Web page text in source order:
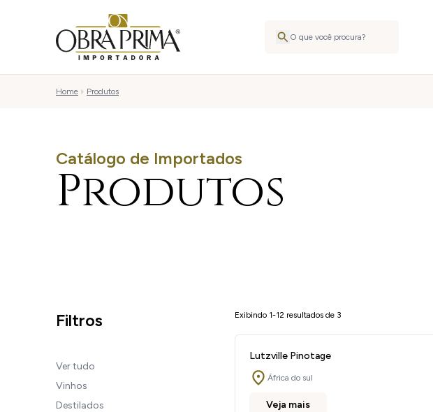
Home Produtos
Catálogo de Importados
Produtos
Filtros
Ver tudo
Vinhos
Destilados
Exibindo 1-12 resultados de 3
Lutzville Pinotage
África do sul
Veja mais